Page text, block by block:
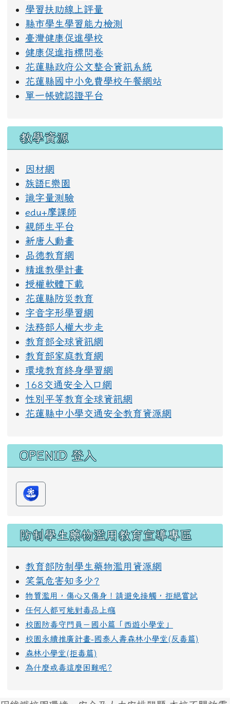
學習扶助線上評量
縣市學生學習能力檢測
臺灣健康促進學校
健康促進指標問卷
花蓮縣政府公文整合資訊系統
花蓮縣國中小免費學校午餐網站
單一帳號認證平台
教學資源
因材網
族語E樂園
識字量測驗
edu+摩課師
親師生平台
新唐人動畫
品德教育網
精進教學計畫
授權軟體下載
花蓮縣防災教育
字音字形學習網
法務部人權大步走
教育部全球資訊網
教育部家庭教育網
環境教育終身學習網
168交通安全入口網
性別平等教育全球資訊網
花蓮縣中小學交通安全教育資源網
OPENID 登入
防制學生藥物濫用教育宣導專區
教育部防制學生藥物濫用資源網
笑氣危害知多少?
物質濫用，傷心又傷身！請避免接觸，拒絕嘗試
任何人都可能對毒品上癮
校園防毒守門員－國小篇「西遊小學堂」
校園永續推廣計畫-國泰人壽森林小學堂(反毒篇)
森林小學堂(拒毒篇)
為什麼戒毒這麼困難呢?